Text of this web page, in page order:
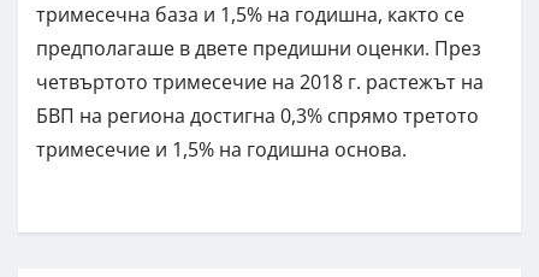
тримесечна база и 1,5% на годишна, както се
предполагаше в двете предишни оценки. През
четвъртото тримесечие на 2018 г. растежът на
БВП на региона достигна 0,3% спрямо третото
тримесечие и 1,5% на годишна основа.